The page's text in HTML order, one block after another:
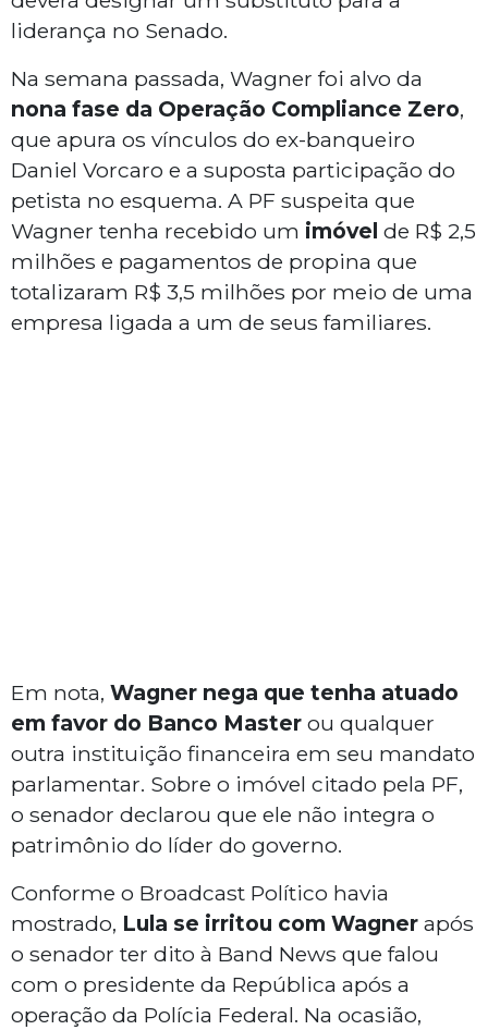
liderança no Senado.
Na semana passada, Wagner foi alvo da
nona fase da Operação Compliance Zero,
que apura os vínculos do ex-banqueiro
Daniel Vorcaro e a suposta participação do
petista no esquema. A PF suspeita que
Wagner tenha recebido um imóvel de R$ 2,5
milhões e pagamentos de propina que
totalizaram R$ 3,5 milhões por meio de uma
empresa ligada a um de seus familiares.
Em nota, Wagner nega que tenha atuado
em favor do Banco Master ou qualquer
outra instituição financeira em seu mandato
parlamentar. Sobre o imóvel citado pela PF,
o senador declarou que ele não integra o
patrimônio do líder do governo.
Conforme o Broadcast Político havia
mostrado, Lula se irritou com Wagner após
o senador ter dito à Band News que falou
com o presidente da República após a
operação da Polícia Federal. Na ocasião,